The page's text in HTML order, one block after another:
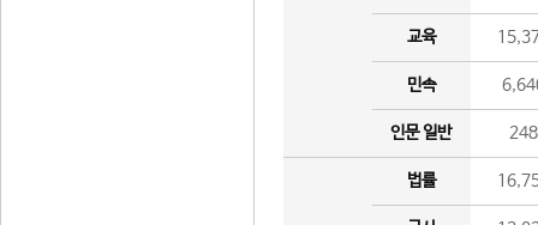
교육
민속
인문 일반 248
법률